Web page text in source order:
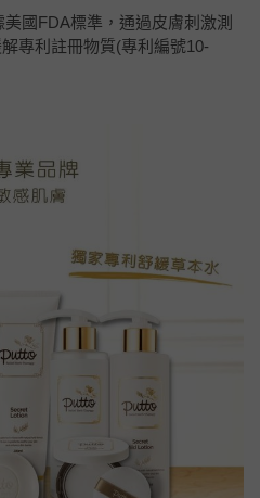
國FDA標準，通過皮膚刺激測
專利註冊物質(專利編號10-